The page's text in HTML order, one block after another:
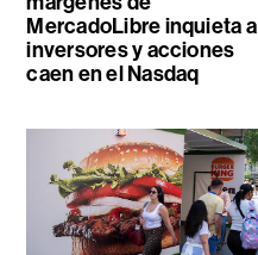
MercadoLibre inquieta a
inversores y acciones
caen en el Nasdaq